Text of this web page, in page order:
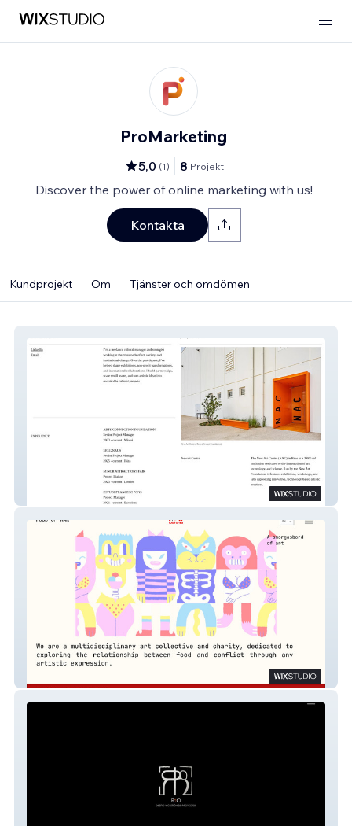
ProMarketing
5,0 (1) 8 Projekt
Discover the power of online marketing with us!
Kontakta
Kundprojekt Om Tjänster och omdömen
Rodrigo Vargas